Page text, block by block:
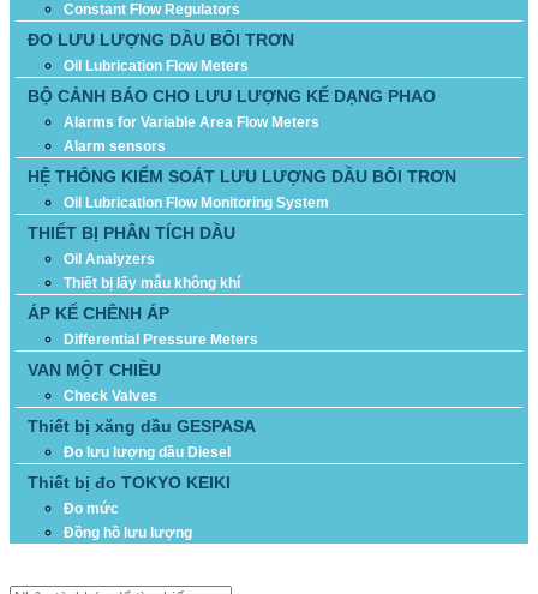
Constant Flow Regulators
ĐO LƯU LƯỢNG DẦU BÔI TRƠN
Oil Lubrication Flow Meters
BỘ CẢNH BÁO CHO LƯU LƯỢNG KẾ DẠNG PHAO
Alarms for Variable Area Flow Meters
Alarm sensors
HỆ THÔNG KIỂM SOÁT LƯU LƯỢNG DẦU BÔI TRƠN
Oil Lubrication Flow Monitoring System
THIẾT BỊ PHÂN TÍCH DẦU
Oil Analyzers
Thiết bị lấy mẫu không khí
ÁP KẾ CHÊNH ÁP
Differential Pressure Meters
VAN MỘT CHIỀU
Check Valves
Thiết bị xăng dầu GESPASA
Đo lưu lượng dầu Diesel
Thiết bị đo TOKYO KEIKI
Đo mức
Đồng hồ lưu lượng